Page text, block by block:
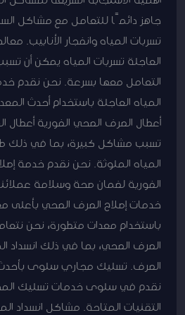
جاهز دائمًا للتعامل مع مشاكل
تسربات المياه وانفجار الأنابيب.
العاجلة تسربات المياه يمكن أن
التعامل معها بسرعة. نحن نقدم
المياه العاجلة باستخدام أحدث
أعطال الصرف الصحي الفورية
تسبب مشاكل كبيرة، بما في ذلك
المياه الملوثة. نحن نقدم خدمة
الفورية لضمان صحة وسلامة
خدمات إصلاح الصرف الصحي بأعلى
باستخدام معدات متطورة، نحن
الصرف الصحي، بما في ذلك انسداد
الصرف. تسليك مجاري سلوى بأحدث
نقدم في سلوى خدمات تسليك
التقنيات المتاحة. مشاكل انسداد